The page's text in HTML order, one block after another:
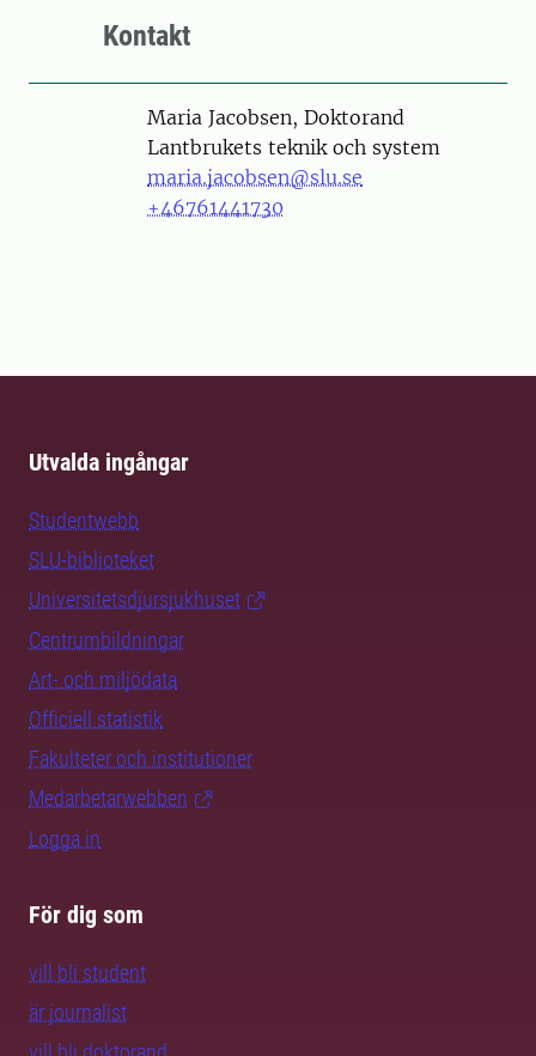
Kontakt
PersonMaria Jacobsen, Doktorand
Lantbrukets teknik och system
maria.jacobsen@slu.se
+46761441730
Utvalda ingångar
Studentwebb
SLU-biblioteket
Universitetsdjursjukhuset
Centrumbildningar
Art- och miljödata
Officiell statistik
Fakulteter och institutioner
Medarbetarwebben
Logga in
För dig som
vill bli student
är journalist